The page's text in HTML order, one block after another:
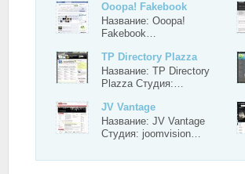
Ooopa! Fakebook
Название: Ooopa!
Fakebook…
TP Directory Plazza
Название: TP Directory
Plazza Студия:…
JV Vantage
Название: JV Vantage
Студия: joomvision…